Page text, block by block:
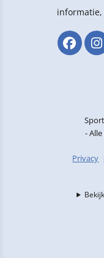
informatie,
-
Privacy